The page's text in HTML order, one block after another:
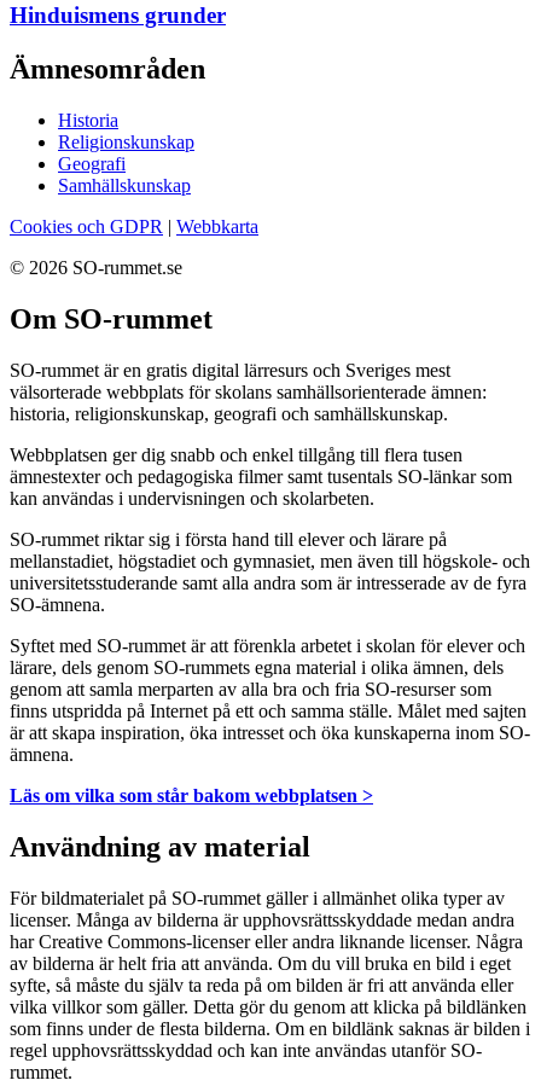
Hinduismens grunder
Ämnesområden
Historia
Religionskunskap
Geografi
Samhällskunskap
Cookies och GDPR | Webbkarta
© 2026 SO-rummet.se
Om SO-rummet
SO-rummet är en gratis digital lärresurs och Sveriges mest
välsorterade webbplats för skolans samhällsorienterade ämnen:
historia, religionskunskap, geografi och samhällskunskap.
Webbplatsen ger dig snabb och enkel tillgång till flera tusen
ämnestexter och pedagogiska filmer samt tusentals SO-länkar som
kan användas i undervisningen och skolarbeten.
SO-rummet riktar sig i första hand till elever och lärare på
mellanstadiet, högstadiet och gymnasiet, men även till högskole- och
universitetsstuderande samt alla andra som är intresserade av de fyra
SO-ämnena.
Syftet med SO-rummet är att förenkla arbetet i skolan för elever och
lärare, dels genom SO-rummets egna material i olika ämnen, dels
genom att samla merparten av alla bra och fria SO-resurser som
finns utspridda på Internet på ett och samma ställe. Målet med sajten
är att skapa inspiration, öka intresset och öka kunskaperna inom SO-
ämnena.
Läs om vilka som står bakom webbplatsen >
Användning av material
För bildmaterialet på SO-rummet gäller i allmänhet olika typer av
licenser. Många av bilderna är upphovsrättsskyddade medan andra
har Creative Commons-licenser eller andra liknande licenser. Några
av bilderna är helt fria att använda. Om du vill bruka en bild i eget
syfte, så måste du själv ta reda på om bilden är fri att använda eller
vilka villkor som gäller. Detta gör du genom att klicka på bildlänken
som finns under de flesta bilderna. Om en bildlänk saknas är bilden i
regel upphovsrättsskyddad och kan inte användas utanför SO-
rummet.